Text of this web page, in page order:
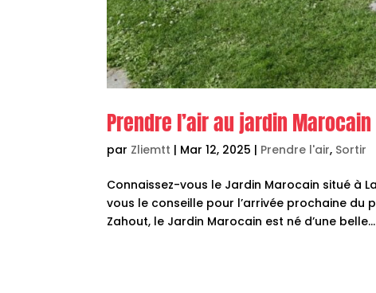
Prendre l’air au jardin Marocain
par Zliemtt | Mar 12, 2025 | Prendre l'air, Sortir
Connaissez-vous le Jardin Marocain situé à
vous le conseille pour l’arrivée prochaine du
Zahout, le Jardin Marocain est né d’une belle...